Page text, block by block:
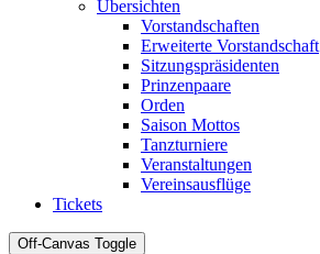
Übersichten
Vorstandschaften
Erweiterte Vorstandschaft
Sitzungspräsidenten
Prinzenpaare
Orden
Saison Mottos
Tanzturniere
Veranstaltungen
Vereinsausflüge
Tickets
Off-Canvas Toggle